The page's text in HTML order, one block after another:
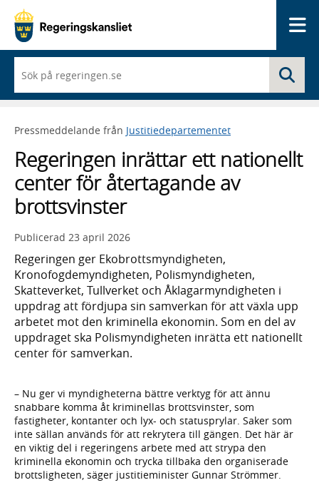
du
börjar
skriva
framträder
lista
med
sökförslag
Pressmeddelande från Justitiedepartementet
Regeringen inrättar ett nationellt
center för återtagande av
brottsvinster
Publicerad 23 april 2026
Regeringen ger Ekobrottsmyndigheten,
Kronofogdemyndigheten, Polismyndigheten,
Skatteverket, Tullverket och Åklagarmyndigheten i
uppdrag att fördjupa sin samverkan för att växla upp
arbetet mot den kriminella ekonomin. Som en del av
uppdraget ska Polismyndigheten inrätta ett nationellt
center för samverkan.
– Nu ger vi myndigheterna bättre verktyg för att ännu
snabbare komma åt kriminellas brottsvinster, som
fastigheter, kontanter och lyx- och statusprylar. Saker som
inte sällan används för att rekrytera till gängen. Det här är
en viktig del i regeringens arbete med att strypa den
kriminella ekonomin och trycka tillbaka den organiserade
brottsligheten, säger justitieminister Gunnar Strömmer.